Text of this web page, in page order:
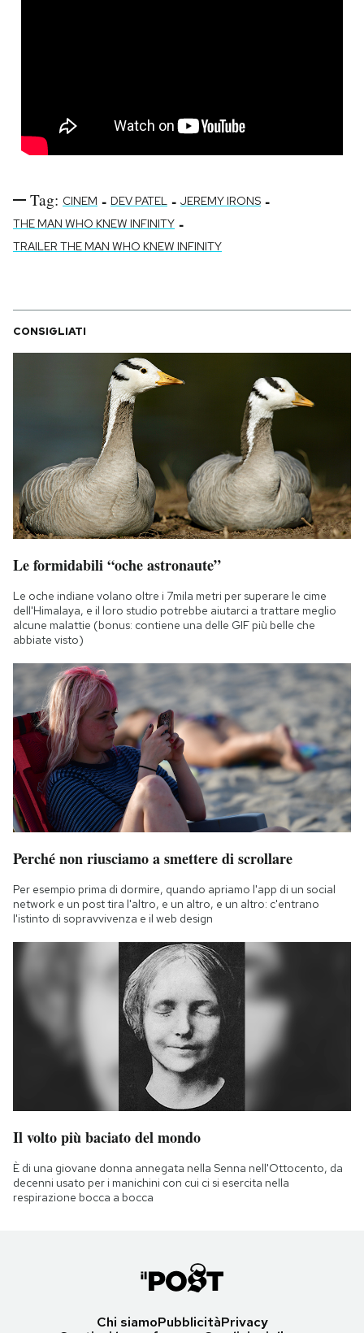
Tag: CINEM - DEV PATEL - JEREMY IRONS -
THE MAN WHO KNEW INFINITY -
TRAILER THE MAN WHO KNEW INFINITY
CONSIGLIATI
Le formidabili “oche astronaute”
Le oche indiane volano oltre i 7mila metri per superare le cime
dell'Himalaya, e il loro studio potrebbe aiutarci a trattare meglio
alcune malattie (bonus: contiene una delle GIF più belle che
abbiate visto)
Perché non riusciamo a smettere di scrollare
Per esempio prima di dormire, quando apriamo l'app di un social
network e un post tira l'altro, e un altro, e un altro: c'entrano
l'istinto di sopravvivenza e il web design
Il volto più baciato del mondo
È di una giovane donna annegata nella Senna nell'Ottocento, da
decenni usato per i manichini con cui ci si esercita nella
respirazione bocca a bocca
Chi siamoPubblicitàPrivacy